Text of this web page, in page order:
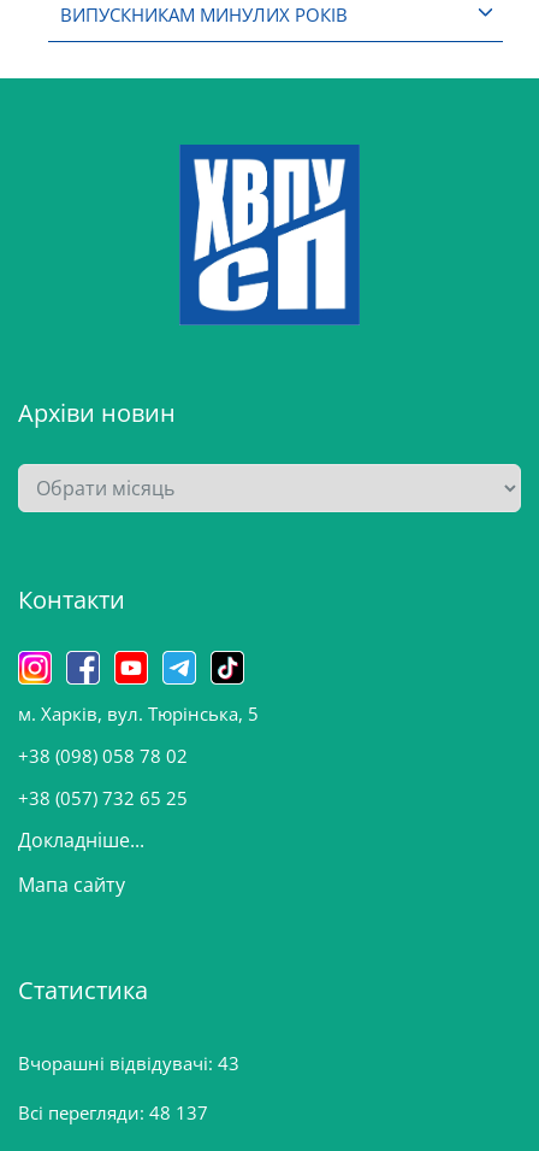
ВИПУСКНИКАМ МИНУЛИХ РОКІВ
Архіви новин
А
р
в
н
о
в
и
Контакти
м. Харків, вул. Тюрінська, 5
+38 (098) 058 78 02
+38 (057) 732 65 25
Докладніше...
Мапа сайту
Статистика
Вчорашні відвідувачі: 43
Всі перегляди: 48 137